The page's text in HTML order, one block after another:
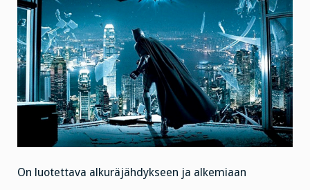
On luotettava alkuräjähdykseen ja alkemiaan